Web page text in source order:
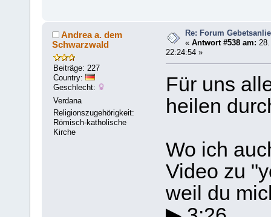
Andrea a. dem
Schwarzwald
Beiträge: 227
Country:
Geschlecht:
Verdana
Religionszugehörigkeit:
Römisch-katholische
Kirche
Re: Forum
«Antwort #538 am:
22:24:54 »
Für uns
heilen
Wo ich
Video zu
weil du